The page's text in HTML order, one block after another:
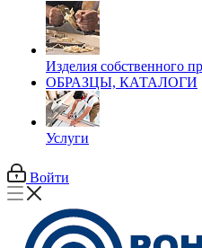
Изделия собственного
ОБРАЗЦЫ, КАТАЛОГИ
Услуги
Войти